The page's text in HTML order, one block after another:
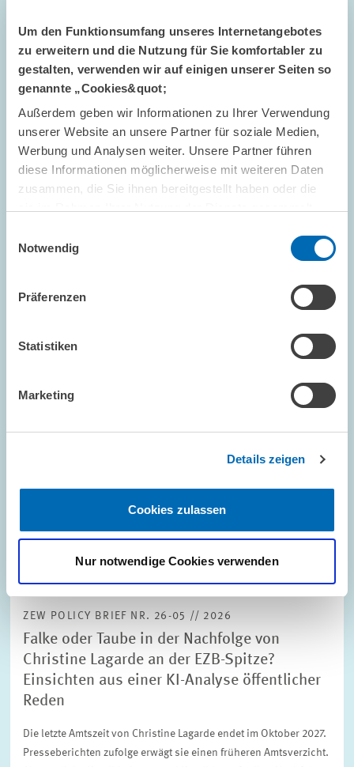
Um den Funktionsumfang unseres Internetangebotes
zu erweitern und die Nutzung für Sie komfortabler zu
gestalten, verwenden wir auf einigen unserer Seiten so
genannte „Cookies&quot;
Außerdem geben wir Informationen zu Ihrer Verwendung
unserer Website an unsere Partner für soziale Medien,
Werbung und Analysen weiter. Unsere Partner führen
diese Informationen möglicherweise mit weiteren Daten
zusammen, die Sie ihnen bereitgestellt haben oder die
Notwendig
Präferenzen
Statistiken
Marketing
Details zeigen
Cookies zulassen
Nur notwendige Cookies verwenden
ZEW POLICY BRIEF NR. 26-07 // 2026
Private Hochschulcampi stärken die lokale
Wirtschaft – insbesondere in weniger
städtischen Regionen
Die regionale Wirtschaftsentwicklung bleibt in Deutschland eine
zentrale politische Herausforderung. Hochschulen werden
ZEW POLICY BRIEF NR. 26-06 // 2026
Energiewende gelingen kann
Die Energiewende tritt in eine Phase, in der Verbraucher/innen
in deren Entscheidungen hineinwirkt. Aus ökonomischer Sicht
gilt die Bepreisung von…
UMWELT- UND KLIMAÖKONOMIK
ZEW POLICY BRIEF NR. 26-05 // 2026
Falke oder Taube in der Nachfolge von
Christine Lagarde an der EZB-Spitze?
Einsichten aus einer KI-Analyse öffentlicher
Reden
Die letzte Amtszeit von Christine Lagarde endet im Oktober 2027.
Presseberichten zufolge erwägt sie einen früheren Amtsverzicht.